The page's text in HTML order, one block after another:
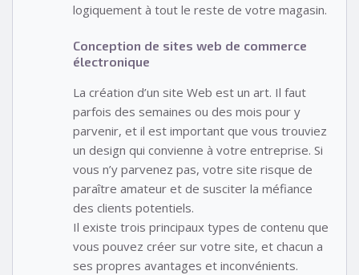
logiquement à tout le reste de votre magasin.
Conception de sites web de commerce
électronique
La création d’un site Web est un art. Il faut
parfois des semaines ou des mois pour y
parvenir, et il est important que vous trouviez
un design qui convienne à votre entreprise. Si
vous n’y parvenez pas, votre site risque de
paraître amateur et de susciter la méfiance
des clients potentiels.
Il existe trois principaux types de contenu que
vous pouvez créer sur votre site, et chacun a
ses propres avantages et inconvénients.